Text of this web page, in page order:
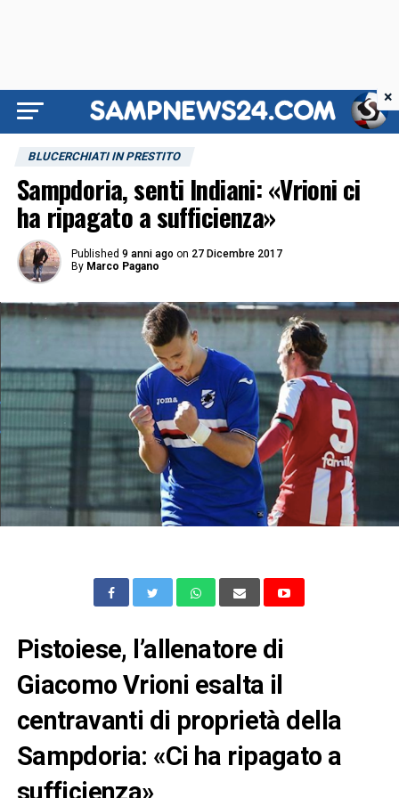
BLUCERCHIATI IN PRESTITO
Sampdoria, senti Indiani: «Vrioni ci
ha ripagato a sufficienza»
Published 9 anni ago on 27 Dicembre 2017
By Marco Pagano
Pistoiese, l’allenatore di
Giacomo Vrioni esalta il
centravanti di proprietà della
Sampdoria: «Ci ha ripagato a
sufficienza»
×